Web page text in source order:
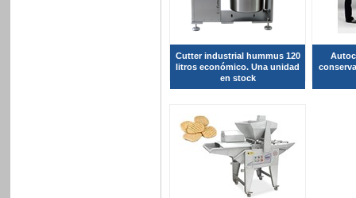
Cutter industrial hummus 120
litros económico. Una unidad
en stock